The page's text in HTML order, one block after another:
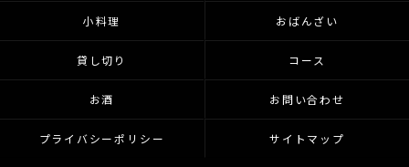
小料理 おばんざい
貸し切り コース
お酒 お問い合わせ
プライバシーポリシー サイトマップ